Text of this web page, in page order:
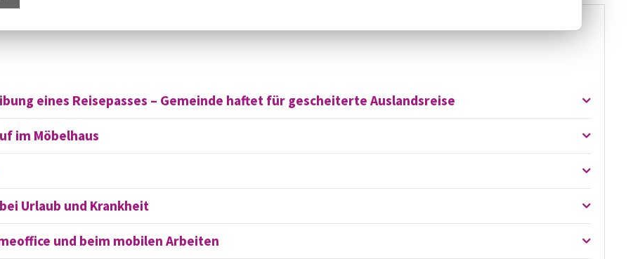
eines Reisepasses – Gemeinde haftet für gescheiterte Auslandsreise
im Möbelhaus
Urlaub und Krankheit
und beim mobilen Arbeiten